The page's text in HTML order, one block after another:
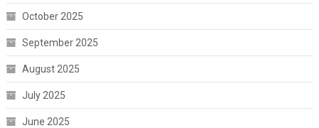
October 2025
September 2025
August 2025
July 2025
June 2025